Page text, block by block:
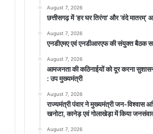
August 7, 2026
छत्तीसगढ़ में ‘हर घर तिरंगा’ और ‘वंदे मातरम्’
August 7, 2026
एनडीएमए एवं एनडीआरएफ की संयुक्त बैठक
August 7, 2026
आमजनता की कठिनाईयों को दूर करना
: उप मुख्यमंत्री
August 7, 2026
राज्यमंत्री पंवार ने मुख्यमंत्री जन-विश्वास
खनोटा, कानेड़ एवं गोलाखेड़ा में किया
August 7, 2026